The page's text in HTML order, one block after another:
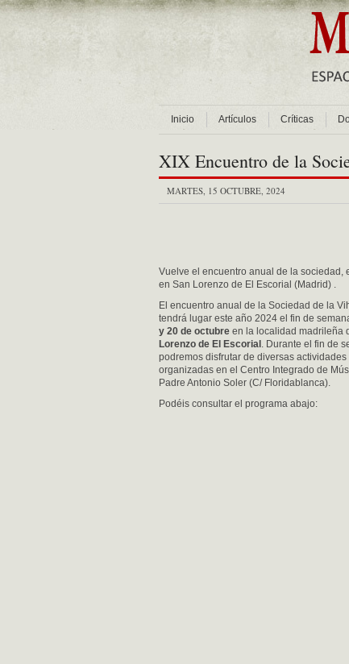
Inicio Artículos Críticas
XIX Encuentro de la
MARTES, 15 OCTUBRE, 2024
Vuelve el encuentro anual de la sociedad,
en San Lorenzo de El Escorial (Madrid) .
El encuentro anual de la Sociedad de la
tendrá lugar este año 2024 el fin de
y 20 de octubre en la localidad madrileña
Lorenzo de El Escorial . Durante el fin de
podremos disfrutar de diversas actividades
organizadas en el Centro Integrado de
Padre Antonio Soler (C/ Floridablanca).
Podéis consultar el programa abajo: